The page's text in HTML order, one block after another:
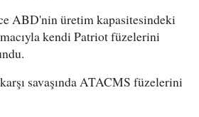
ABD'nin üretim kapasitesindeki
kendi Patriot füzelerini
savaşında ATACMS füzelerini